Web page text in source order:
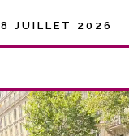
8 JUILLET 2026